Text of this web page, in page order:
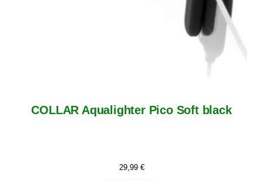
COLLAR Aqualighter Pico Soft black
29,99 €